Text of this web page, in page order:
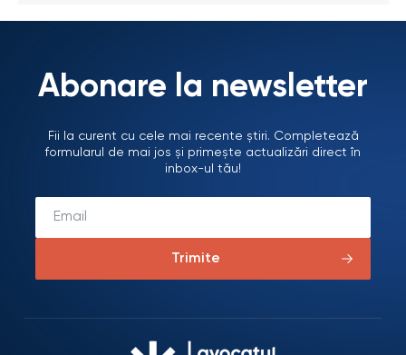
Abonare la newsletter
Fii la curent cu cele mai recente știri. Completează
formularul de mai jos și primește actualizări direct în
inbox-ul tău!
Trimite